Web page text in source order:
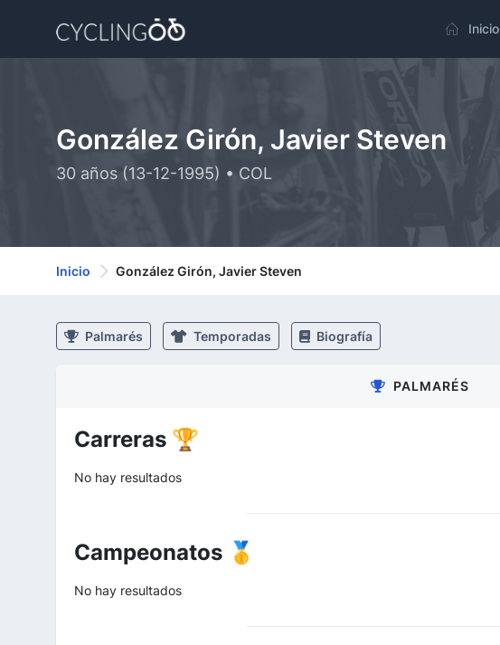
Inicio
González Girón, Javier Steven
30 años (13-12-1995) • COL
Inicio González Girón, Javier Steven
Palmarés Temporadas Biografía
PALMARÉS
Carreras 🏆
No hay resultados
Campeonatos 🥇
No hay resultados